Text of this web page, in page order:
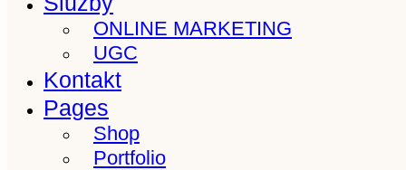
ONLINE MARKETING
UGC
Kontakt
Pages
Shop
Portfolio